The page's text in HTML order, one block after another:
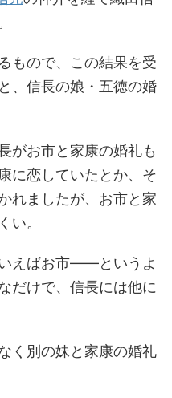
もので、この結果を受
と、信長の娘・五徳の婚
がお市と家康の婚礼も
に恋していたとか、そ
れましたが、お市と家
い。
えばお市――というよ
だけで、信長には他に
く別の妹と家康の婚礼